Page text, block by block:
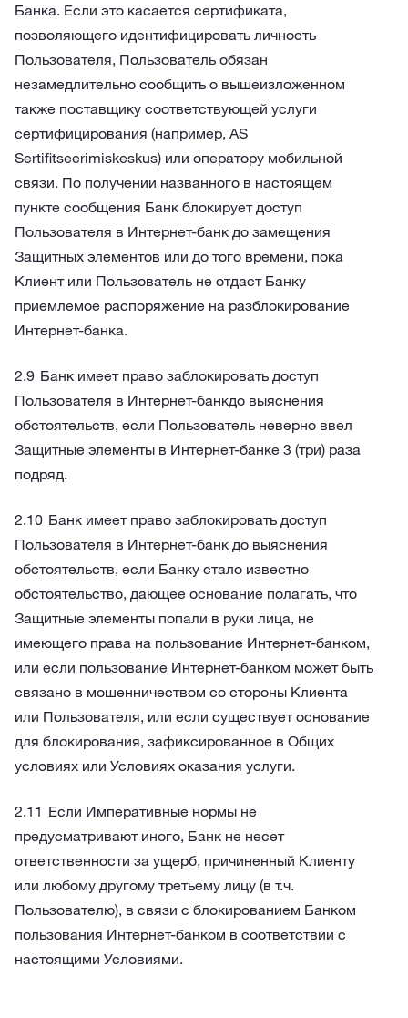
Банка. Если это касается сертификата,
позволяющего идентифицировать личность
Пользователя, Пользователь обязан
незамедлительно сообщить о вышеизложенном
также поставщику соответствующей услуги
сертифицирования (например, AS
Sertifitseerimiskeskus) или оператору мобильной
связи. По получении названного в настоящем
пункте сообщения Банк блокирует доступ
Пользователя в Интернет-банк до замещения
Защитных элементов или до того времени, пока
Клиент или Пользователь не отдаст Банку
приемлемое распоряжение на разблокирование
Интернет-банка.
Банк имеет право заблокировать доступ
Пользователя в Интернет-банкдо выяснения
обстоятельств, если Пользователь неверно ввел
Защитные элементы в Интернет-банке 3 (три) раза
подряд.
Банк имеет право заблокировать доступ
Пользователя в Интернет-банк до выяснения
обстоятельств, если Банку стало известно
обстоятельство, дающее основание полагать, что
Защитные элементы попали в руки лица, не
имеющего права на пользование Интернет-банком,
или если пользование Интернет-банком может быть
связано в мошенничеством со стороны Клиента
или Пользователя, или если существует основание
для блокирования, зафиксированное в Общих
условиях или Условиях оказания услуги.
Если Императивные нормы не
предусматривают иного, Банк не несет
ответственности за ущерб, причиненный Клиенту
или любому другому третьему лицу (в т.ч.
Пользователю), в связи с блокированием Банком
пользования Интернет-банком в соответствии с
настоящими Условиями.